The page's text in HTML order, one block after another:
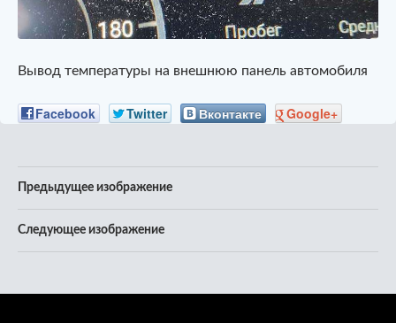
Вывод температуры на внешнюю панель автомобиля
Facebook Twitter Вконтакте Google+
Предыдущее изображение
Следующее изображение